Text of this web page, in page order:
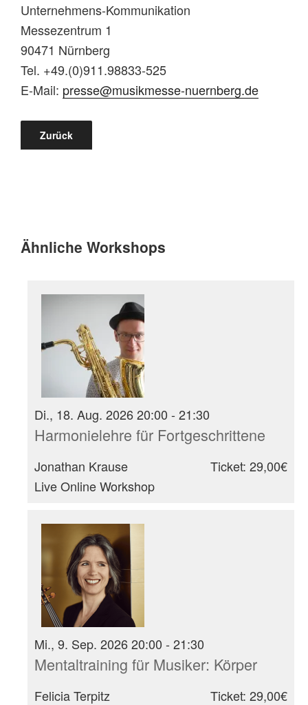
Unternehmens-Kommunikation
Messezentrum 1
90471 Nürnberg
Tel. +49.(0)911.98833-525
E-Mail: presse@musikmesse-nuernberg.de
Zurück
Ähnliche Workshops
Di., 18. Aug. 2026 20:00 - 21:30
Harmonielehre für Fortgeschrittene
Jonathan Krause
Live Online Workshop
Ticket: 29,00€
Mi., 9. Sep. 2026 20:00 - 21:30
Mentaltraining für Musiker: Körper
Felicia Terpitz
Ticket: 29,00€